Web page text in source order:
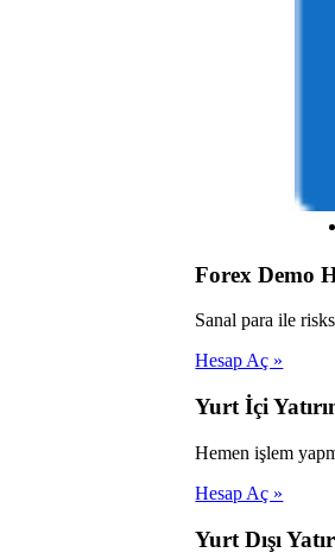
Forex Demo
Sanal para ile
Hesap Aç »
Yurt İçi
Hemen işlem
Hesap Aç »
Yurt Dışı